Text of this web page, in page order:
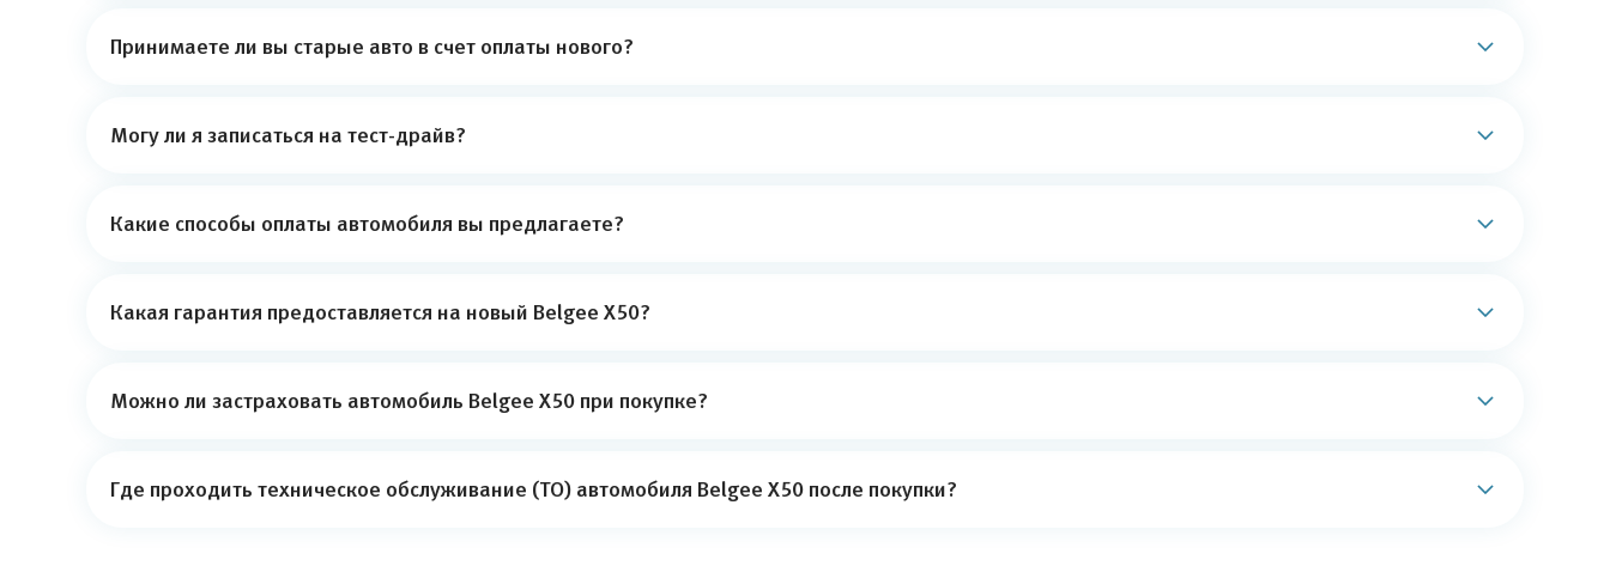
Принимаете ли вы старые авто в счет оплаты нового?
Могу ли я записаться на тест-драйв?
Какие способы оплаты автомобиля вы предлагаете?
Какая гарантия предоставляется на новый Belgee X50?
Можно ли застраховать автомобиль Belgee X50 при покупке?
Где проходить техническое обслуживание (ТО) автомобиля Belgee X50 после покупки?